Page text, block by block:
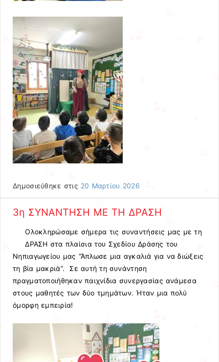
Δημοσιεύθηκε στις 20 Μαρτίου 2026
3η ΣΥΝΑΝΤΗΣΗ ΜΕ ΤΗ ΔΡΑΣΗ
Ολοκληρώσαμε σήμερα τις συναντήσεις μας με τη
ΔΡΑΣΗ στα πλαίσια του Σχεδίου Δράσης του
Νηπιαγωγείου μας “Άπλωσε μια αγκαλιά για να διώξεις
τη βία μακριά”. Σε αυτή τη συνάντηση
πραγματοποιήθηκαν παιχνίδια συνεργασίας ανάμεσα
στους μαθητές των δύο τμημάτων. Ήταν μια πολύ
όμορφη εμπειρία!